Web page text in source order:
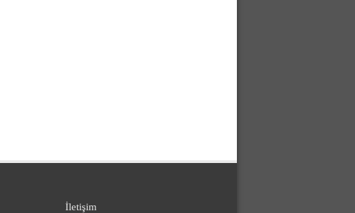
İletişim